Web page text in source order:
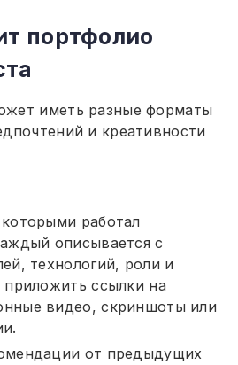
портфолио
иметь разные форматы
и креативности
работал
описывается с
технологий, роли и
приложить ссылки на
видео, скриншоты или
от предыдущих